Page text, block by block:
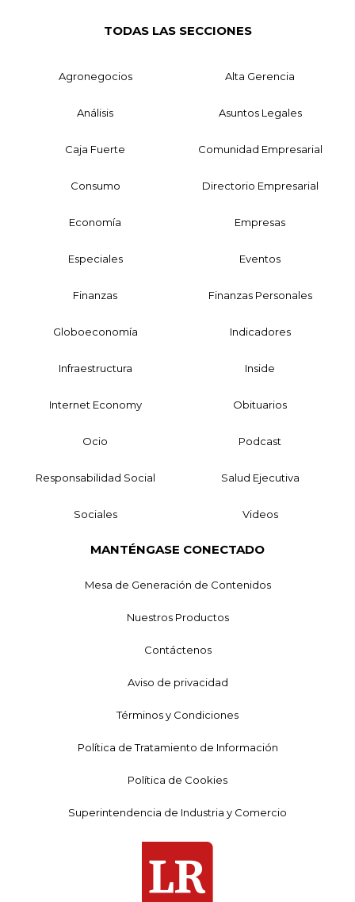
TODAS LAS SECCIONES
Agronegocios Alta Gerencia
Análisis Asuntos Legales
Caja Fuerte Comunidad Empresarial
Consumo Directorio Empresarial
Economía Empresas
Especiales Eventos
Finanzas Finanzas Personales
Globoeconomía Indicadores
Infraestructura Inside
Internet Economy Obituarios
Ocio Podcast
Responsabilidad Social Salud Ejecutiva
Sociales Videos
MANTÉNGASE CONECTADO
Mesa de Generación de Contenidos
Nuestros Productos
Contáctenos
Aviso de privacidad
Términos y Condiciones
Política de Tratamiento de Información
Política de Cookies
Superintendencia de Industria y Comercio